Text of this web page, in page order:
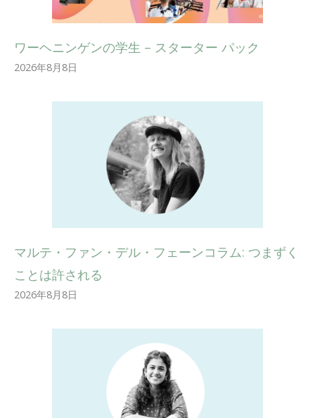
ワーヘニンゲンの学生 – スターター パック
2026年8月8日
マルテ・ファン・デル・フェーンコラム: つまずく
ことは許される
2026年8月8日